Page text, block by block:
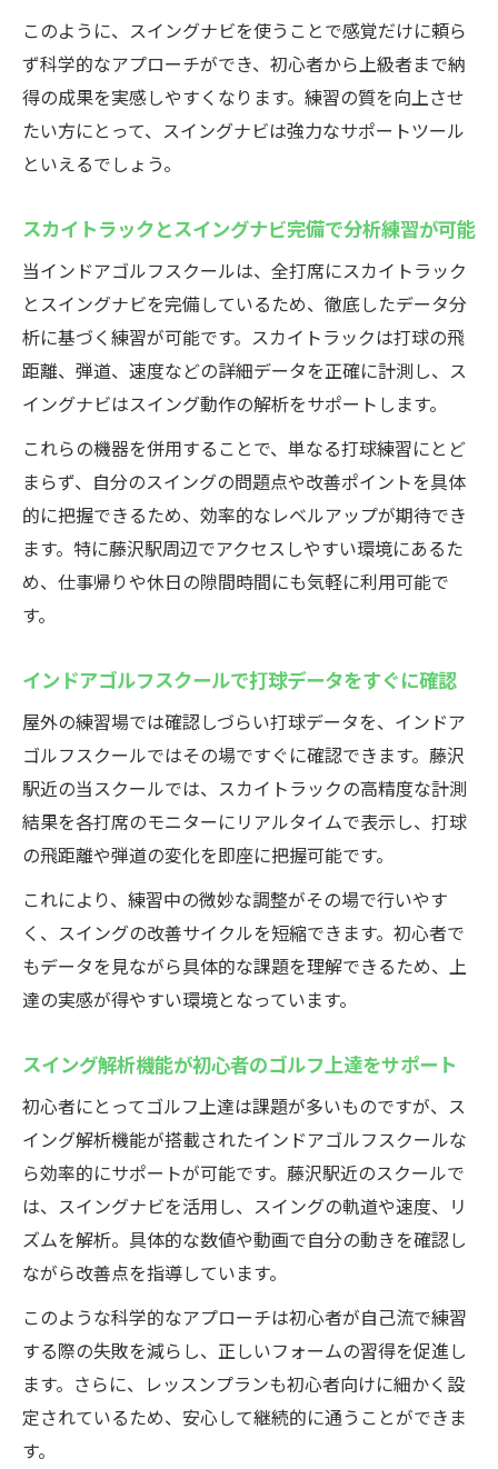
このように、スイングナビを使うことで感覚だけに頼ら
ず科学的なアプローチができ、初心者から上級者まで納
得の成果を実感しやすくなります。練習の質を向上させ
たい方にとって、スイングナビは強力なサポートツール
といえるでしょう。
スカイトラックとスイングナビ完備で分析練習が可能
当インドアゴルフスクールは、全打席にスカイトラック
とスイングナビを完備しているため、徹底したデータ分
析に基づく練習が可能です。スカイトラックは打球の飛
距離、弾道、速度などの詳細データを正確に計測し、ス
イングナビはスイング動作の解析をサポートします。
これらの機器を併用することで、単なる打球練習にとど
まらず、自分のスイングの問題点や改善ポイントを具体
的に把握できるため、効率的なレベルアップが期待でき
ます。特に藤沢駅周辺でアクセスしやすい環境にあるた
め、仕事帰りや休日の隙間時間にも気軽に利用可能で
す。
インドアゴルフスクールで打球データをすぐに確認
屋外の練習場では確認しづらい打球データを、インドア
ゴルフスクールではその場ですぐに確認できます。藤沢
駅近の当スクールでは、スカイトラックの高精度な計測
結果を各打席のモニターにリアルタイムで表示し、打球
の飛距離や弾道の変化を即座に把握可能です。
これにより、練習中の微妙な調整がその場で行いやす
く、スイングの改善サイクルを短縮できます。初心者で
もデータを見ながら具体的な課題を理解できるため、上
達の実感が得やすい環境となっています。
スイング解析機能が初心者のゴルフ上達をサポート
初心者にとってゴルフ上達は課題が多いものですが、ス
イング解析機能が搭載されたインドアゴルフスクールな
ら効率的にサポートが可能です。藤沢駅近のスクールで
は、スイングナビを活用し、スイングの軌道や速度、リ
ズムを解析。具体的な数値や動画で自分の動きを確認し
ながら改善点を指導しています。
このような科学的なアプローチは初心者が自己流で練習
する際の失敗を減らし、正しいフォームの習得を促進し
ます。さらに、レッスンプランも初心者向けに細かく設
定されているため、安心して継続的に通うことができま
す。